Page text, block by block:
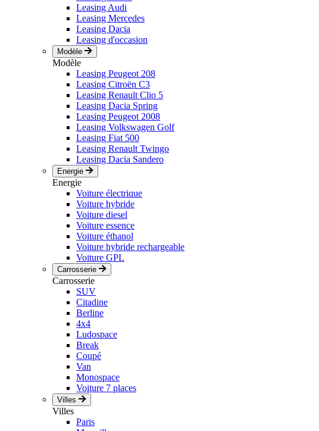
Leasing Audi
Leasing Mercedes
Leasing Dacia
Leasing d'occasion
Modèle
Modèle
Leasing Peugeot 208
Leasing Citroën C3
Leasing Renault Clio 5
Leasing Dacia Spring
Leasing Peugeot 2008
Leasing Volkswagen Golf
Leasing Fiat 500
Leasing Renault Twingo
Leasing Dacia Sandero
Energie
Energie
Voiture électrique
Voiture hybride
Voiture diesel
Voiture essence
Voiture éthanol
Voiture hybride rechargeable
Voiture GPL
Carrosserie
Carrosserie
SUV
Citadine
Berline
4x4
Ludospace
Break
Coupé
Van
Monospace
Voiture 7 places
Villes
Villes
Paris